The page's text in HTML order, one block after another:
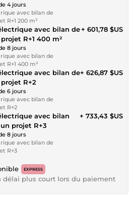
4 jours
avec bilan de
R+1 200 m²
avec bilan de
R+1 400 m²
8 jours
avec bilan de
R+1 400 m²
+ 601,78 $US
avec bilan de
R+2
6 jours
avec bilan de
R+2
+ 626,87 $US
avec bilan
projet R+3
8 jours
avec bilan de
R+3
+ 733,43 $US
EXPRESS
délai plus court lors du paiement